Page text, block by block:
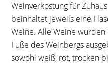
Weinverkostung für
beinhaltet jeweils eine
Weine. Alle Weine
Fuße des Weinbergs
sowohl weiß, rot, trocken